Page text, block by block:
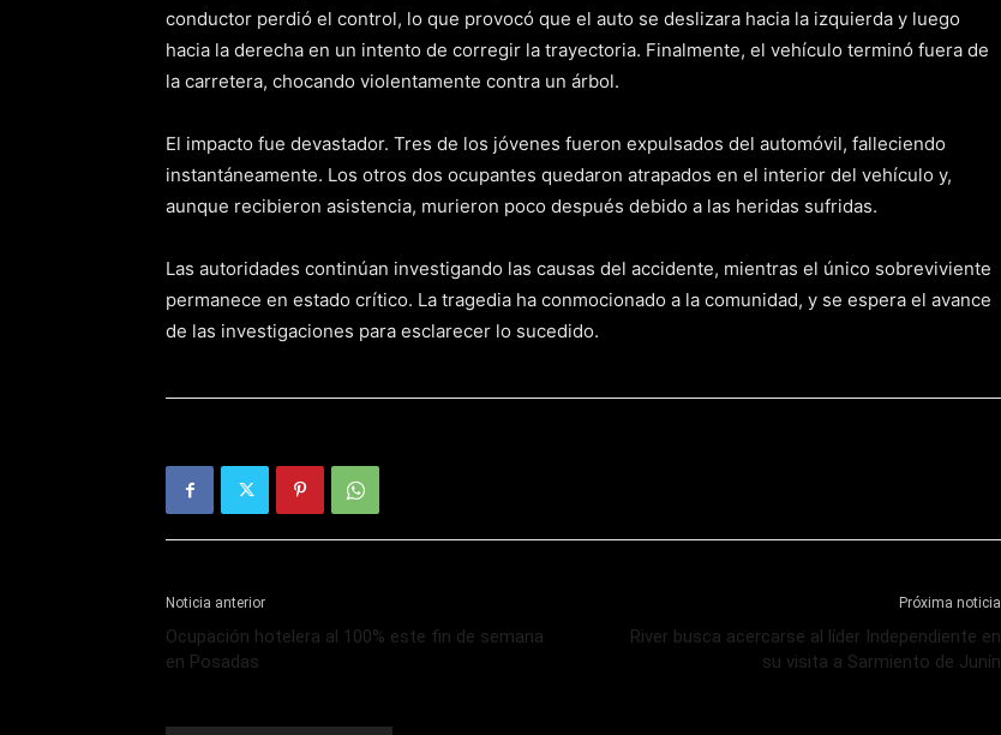
conductor perdió el control, lo que provocó que el auto se deslizara hacia la izquierda y luego
hacia la derecha en un intento de corregir la trayectoria. Finalmente, el vehículo terminó fuera de
la carretera, chocando violentamente contra un árbol.
El impacto fue devastador. Tres de los jóvenes fueron expulsados del automóvil, falleciendo
instantáneamente. Los otros dos ocupantes quedaron atrapados en el interior del vehículo y,
aunque recibieron asistencia, murieron poco después debido a las heridas sufridas.
Las autoridades continúan investigando las causas del accidente, mientras el único sobreviviente
permanece en estado crítico. La tragedia ha conmocionado a la comunidad, y se espera el avance
de las investigaciones para esclarecer lo sucedido.
Noticia anterior
Ocupación hotelera al 100% este fin de semana
en Posadas
Próxima noticia
River busca acercarse al líder Independiente en
su visita a Sarmiento de Junín